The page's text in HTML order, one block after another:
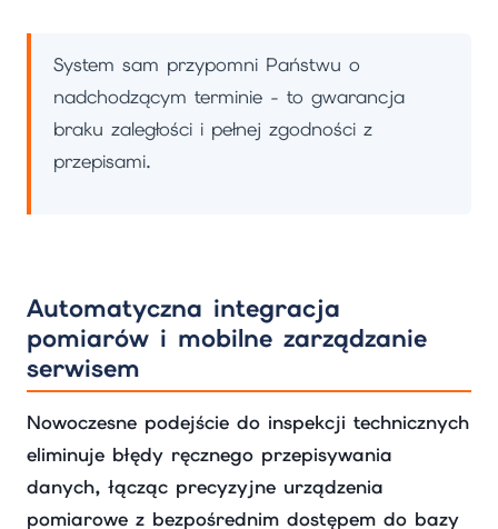
System sam przypomni Państwu o
nadchodzącym terminie - to gwarancja
braku zaległości i pełnej zgodności z
przepisami.
Automatyczna integracja
pomiarów i mobilne zarządzanie
serwisem
Nowoczesne podejście do inspekcji technicznych
eliminuje błędy ręcznego przepisywania
danych, łącząc precyzyjne urządzenia
pomiarowe z bezpośrednim dostępem do bazy